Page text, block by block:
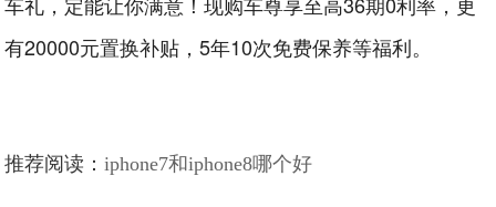
有20000元置换补贴，5年10次免费保养等福利。
推荐阅读：iphone7和iphone8哪个好